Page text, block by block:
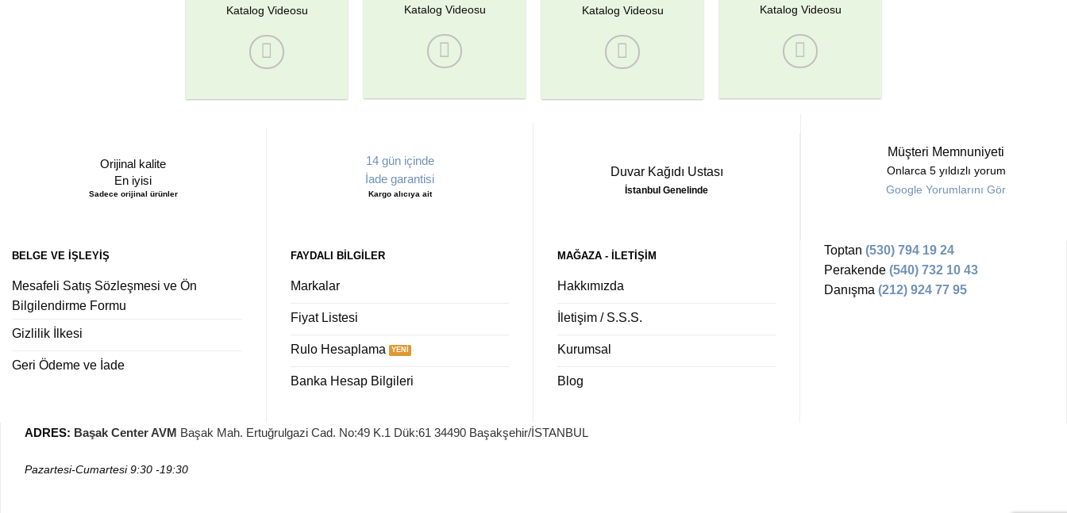
Katalog Videosu Katalog Videosu Katalog Videosu Katalog Videosu
Orijinal kalite
En iyisi
Sadece orijinal ürünler
14 gün içinde
İade garantisi
Kargo alıcıya ait
Duvar Kağıdı Ustası
İstanbul Genelinde
Müşteri Memnuniyeti
Onlarca 5 yıldızlı yorum
Google Yorumlarını Gör
BELGE VE İŞLEYIŞ
Mesafeli Satış Sözleşmesi ve Ön
Bilgilendirme Formu
Gizlilik İlkesi
Geri Ödeme ve İade
FAYDALI BILGILER
Markalar
Fiyat Listesi
Rulo Hesaplama
Banka Hesap Bilgileri
MAĞAZA - ILETIŞIM
Hakkımızda
İletişim / S.S.S.
Kurumsal
Blog
Toptan (530) 794 19 24
Perakende (540) 732 10 43
Danışma (212) 924 77 95
ADRES: Başak Center AVM Başak Mah. Ertuğrulgazi Cad. No:49 K.1 Dük:61 34490 Başakşehir/İSTANBUL
Pazartesi-Cumartesi9:30 -19:30